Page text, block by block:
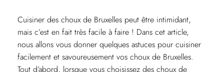
Cuisiner des choux de Bruxelles peut être intimidant,
mais c’est en fait très facile à faire ! Dans cet article,
nous allons vous donner quelques astuces pour cuisiner
facilement et savoureusement vos choux de Bruxelles.
Tout d’abord, lorsque vous choisissez des choux de